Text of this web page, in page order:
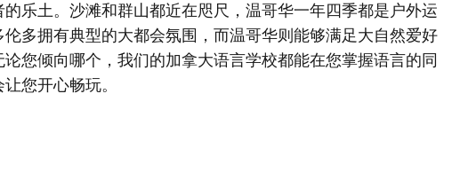
乐土。沙滩和群山都近在咫尺，温哥华一年四季都是户外运
多拥有典型的大都会氛围，而温哥华则能够满足大自然爱好
您倾向哪个，我们的加拿大语言学校都能在您掌握语言的同
您开心畅玩。